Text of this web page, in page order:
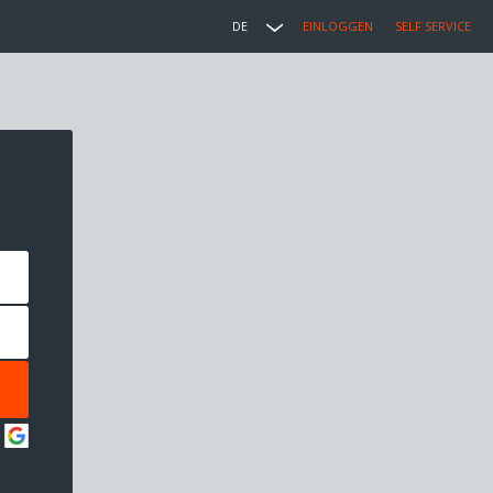
DE EINLOGGEN SELF SERVICE